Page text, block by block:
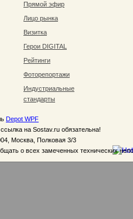
Прямой эфир
Лицо рынка
Визитка
Герои DIGITAL
Рейтинги
Фоторепортажи
Индустриальные
стандарты
Depot WPF
на Sostav.ru обязательна!
Москва, Полковая 3/3
о всех замеченных технических